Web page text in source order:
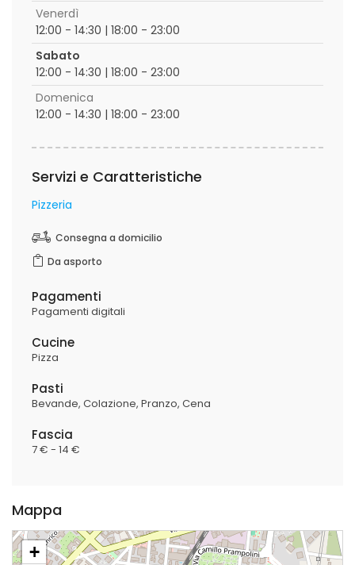
Venerdì
12:00 - 14:30 | 18:00 - 23:00
Sabato
12:00 - 14:30 | 18:00 - 23:00
Domenica
12:00 - 14:30 | 18:00 - 23:00
Servizi e Caratteristiche
Pizzeria
Consegna a domicilio
Da asporto
Pagamenti
Pagamenti digitali
Cucine
Pizza
Pasti
Bevande Colazione Pranzo Cena
Fascia
7 € - 14 €
Mappa
+